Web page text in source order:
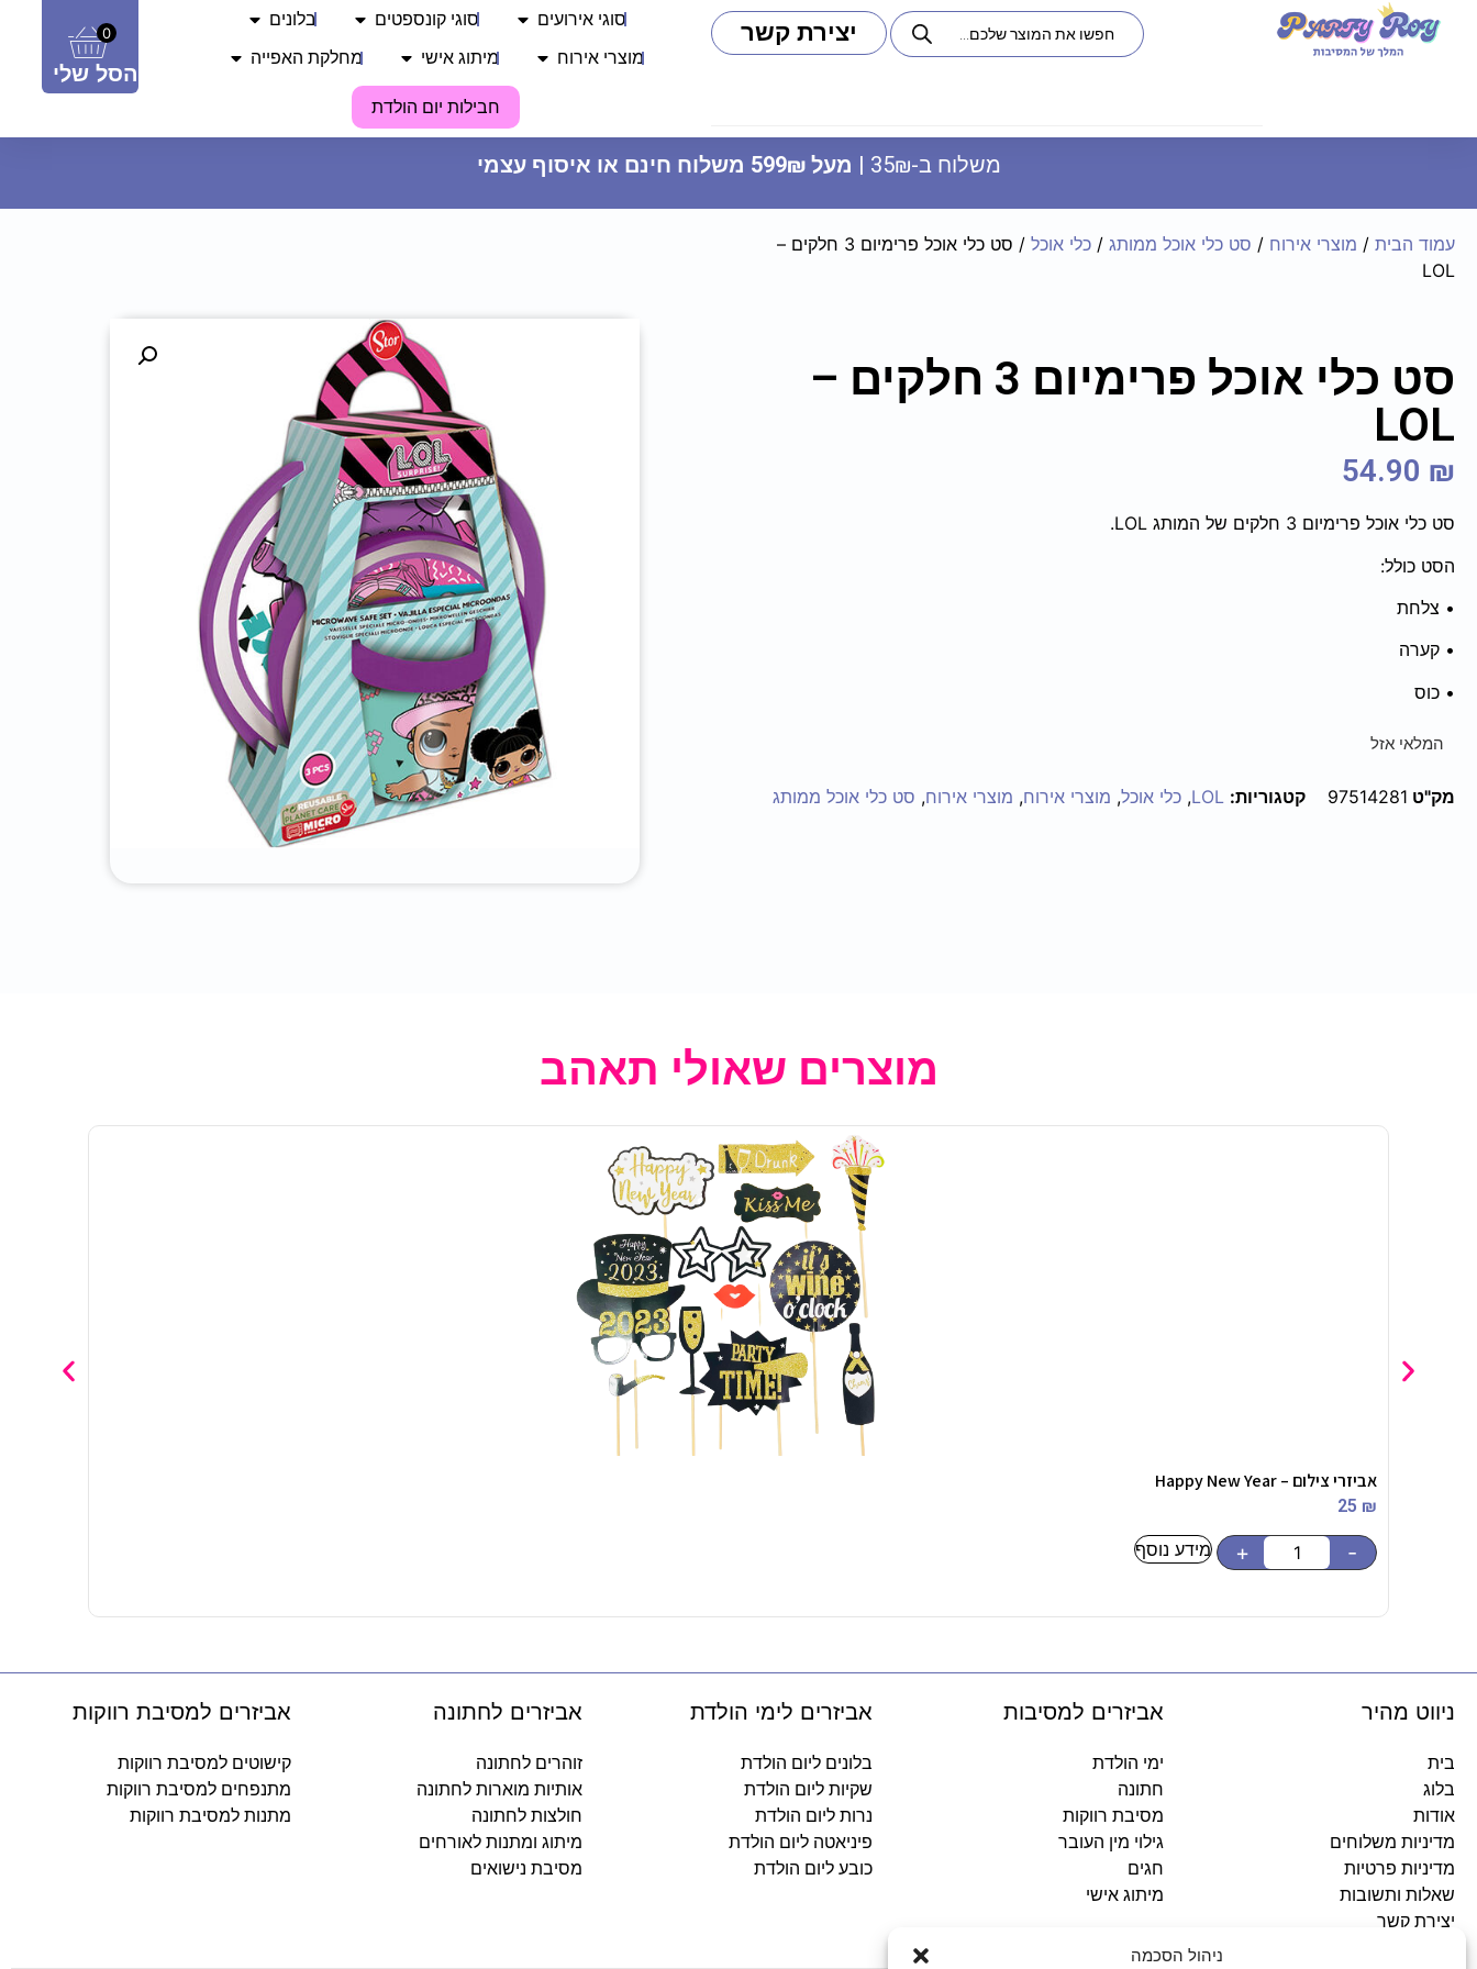
ניהול הסכמה
(6 יח')
אישי
+
ADD
0
הסל שלי
יצירת קשר סוגי אירועים סוגי קונספטים בלונים
מוצרי אירוח מיתוג אישי מחלקת האפייה
חבילות יום הולדת
משלוח ב-35₪ | מעל 599₪ משלוח חינם או איסוף עצמי
עמוד הבית / מוצרי אירוח / סט כלי אוכל ממותג / כלי אוכל
/ סט כלי אוכל פרימיום 3 חלקים –
LOL
סט כלי אוכל פרימיום 3 חלקים –
LOL
54.90 ₪
סט כלי אוכל פרימיום 3 חלקים של המותג LOL.
הסט כולל:
• צלחת
• קערה
• כוס
המלאי אזל
מק"ט 97514281 קטגוריות: LOL
, כלי אוכל, מוצרי אירוח, מוצרי אירוח, סט כלי אוכל ממותג
מוצרים שאולי תאהב
אביזרי צילום – Happy New Year
25 ₪
-
+ מידע נוסף
ניווט מהיר
בית
בלוג
אודות
מדיניות משלוחים
מדיניות פרטיות
שאלות ותשובות
יצירת קשר
אביזרים למסיבות
ימי הולדת
חתונה
מסיבת רווקות
גילוי מין העובר
חגים
מיתוג אישי
אביזרים לימי הולדת
בלונים ליום הולדת
שקיות ליום הולדת
נרות ליום הולדת
פיניאטה ליום הולדת
כובע ליום הולדת
אביזרים לחתונה
זוהרים לחתונה
אותיות מוארות לחתונה
חולצות לחתונה
מיתוג ומתנות לאורחים
מסיבת נישואים
אביזרים למסיבת רווקות
קישוטים למסיבת רווקות
מתנפחים למסיבת רווקות
מתנות למסיבת רווקות